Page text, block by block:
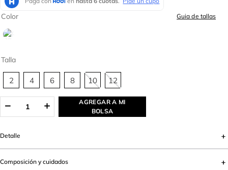
Talla
2 4 6 8 10 12
Color Guia de tallas
AGREGAR A MI
BOLSA
Detalle
Composición y cuidados